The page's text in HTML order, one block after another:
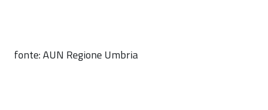
fonte: AUN Regione Umbria